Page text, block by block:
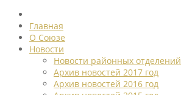
Главная
О Союзе
Новости
Новости районных отделений
Архив новостей 2017 год
Архив новостей 2016 год